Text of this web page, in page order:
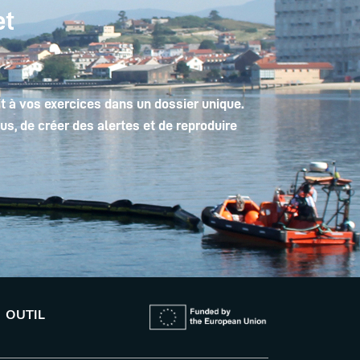
vos exercices dans un dossier unique.
de créer des alertes et de reproduire
OUTIL